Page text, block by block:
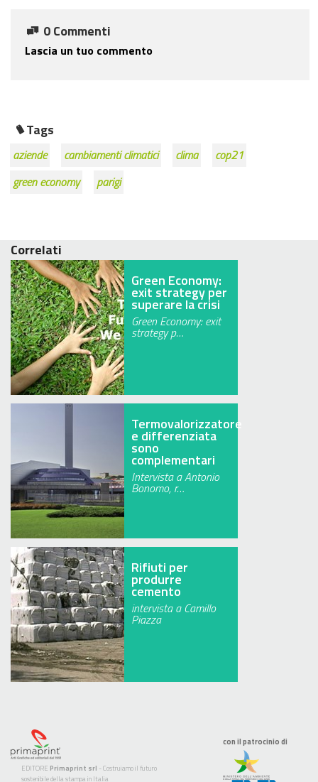
0 Commenti
Lascia un tuo commento
Tags
aziende cambiamenti climatici clima
cop21
green economy
parigi
Correlati
Green Economy:
exit strategy per
superare la crisi
Green Economy: exit
strategy p…
Termovalorizzatore
e differenziata
sono
complementari
Intervista a Antonio
Bonomo, r…
Rifiuti per
produrre
cemento
intervista a Camillo
Piazza
EDITORE Primaprint srl - Costruiamo il futuro
sostenibile della stampa in Italia
con il patrocinio di